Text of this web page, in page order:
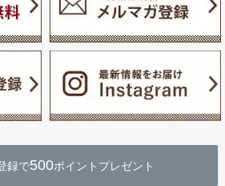
録で500ポイントプレゼント